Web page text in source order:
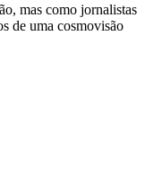
mas como jornalistas
de uma cosmovisão